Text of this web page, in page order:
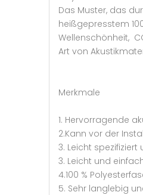
Das Muster, das
heißgepresstem
Wellenschönheit,
Art von
Merkmale
1. Hervorragende
2.Kann vor der
3. Leicht spezifiziert
3. Leicht und
4.100 %
5. Sehr langlebig